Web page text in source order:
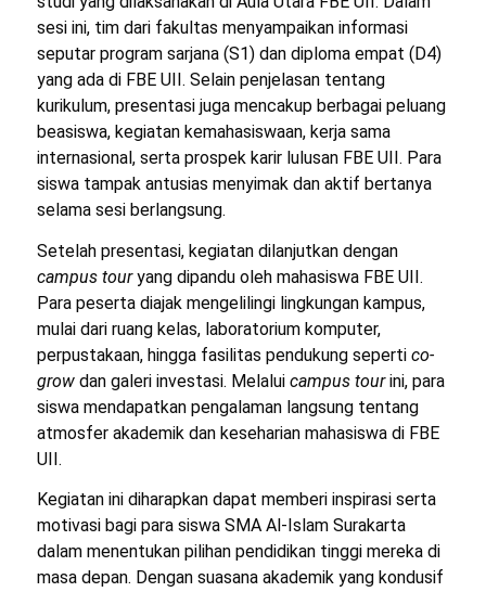
sesi ini, tim dari fakultas menyampaikan informasi
seputar program sarjana (S1) dan diploma empat (D4)
yang ada di FBE UII. Selain penjelasan tentang
kurikulum, presentasi juga mencakup berbagai peluang
beasiswa, kegiatan kemahasiswaan, kerja sama
internasional, serta prospek karir lulusan FBE UII. Para
siswa tampak antusias menyimak dan aktif bertanya
selama sesi berlangsung.
Setelah presentasi, kegiatan dilanjutkan dengan
campus touryang dipandu oleh mahasiswa FBE UII.
Para peserta diajak mengelilingi lingkungan kampus,
mulai dari ruang kelas, laboratorium komputer,
perpustakaan, hingga fasilitas pendukung seperti co-
growdan galeri investasi. Melalui campus tourini, para
siswa mendapatkan pengalaman langsung tentang
atmosfer akademik dan keseharian mahasiswa di FBE
UII.
Kegiatan ini diharapkan dapat memberi inspirasi serta
motivasi bagi para siswa SMA Al-Islam Surakarta
dalam menentukan pilihan pendidikan tinggi mereka di
masa depan. Dengan suasana akademik yang kondusif